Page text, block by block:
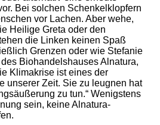
. Bei solchen Schenkelklopfern
vor Lachen. Aber wehe,
Heilige Greta oder den
die Linken keinen Spaß
Grenzen oder wie Stefanie
Biohandelshauses Alnatura,
Klimakrise isteines der
unserer Zeit. Sie zu leugnen hat
zu tun.“ Wenigstens
sein, keine Alnatura-